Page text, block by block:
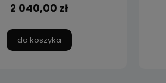
2 040,00 zł
do koszyka